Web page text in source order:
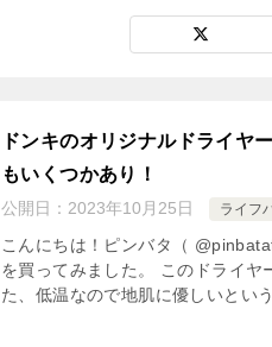
ドンキのオリジナルドライヤ
もいくつかあり！
公開日： 2023年10月25日 ライフ
こんにちは！ピンバタ（
を買ってみました。 このドライヤ
た、低温なので地肌に優しいとい